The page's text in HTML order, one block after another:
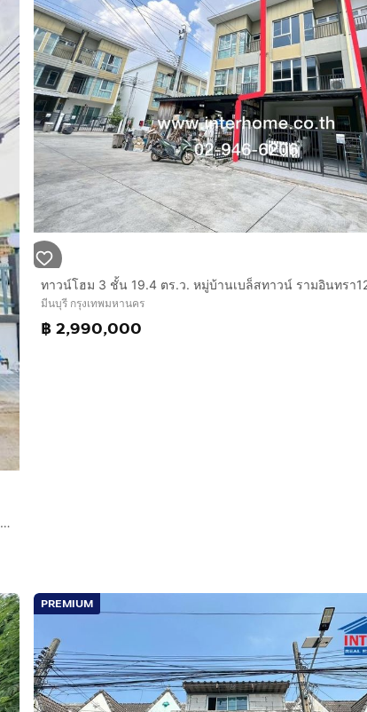
ขายทาวน์เฮ้าส์ หมู่บ้านพนาสนธิ์ นิมิตรใหม่ มีนบุรี รามอินทรา หทัยราษฎร์ สายไหม เลียบคลองสอง พระยาสุเรนทร์ แฟชั่นไอส์แลนด์ ซาฟารีเวิลด์
มีนบุรี กรุงเทพมหานคร
฿ 2,990,000
PREMIUM